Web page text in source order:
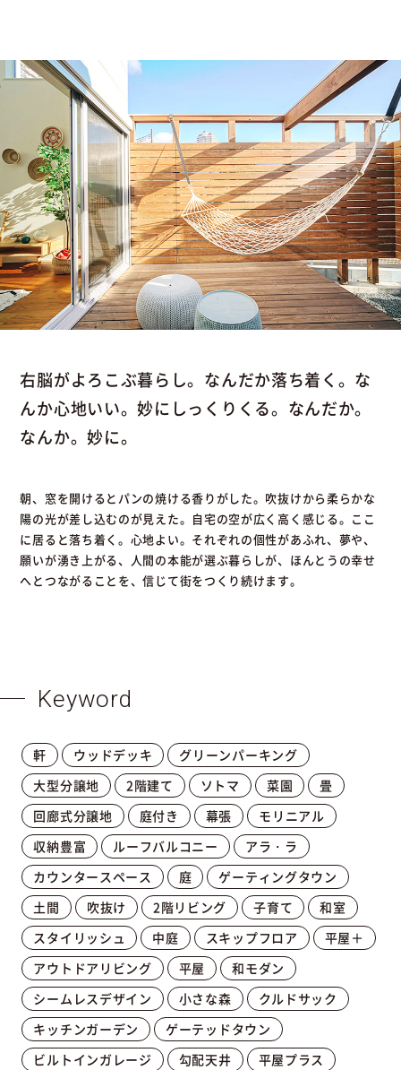
右脳がよろこぶ暮らし。なんだか落ち着く。な
んか心地いい。妙にしっくりくる。なんだか。
なんか。妙に。
朝、窓を開けるとパンの焼ける香りがした。吹抜けから柔らかな
陽の光が差し込むのが見えた。自宅の空が広く高く感じる。ここ
に居ると落ち着く。心地よい。それぞれの個性があふれ、夢や、
願いが湧き上がる、人間の本能が選ぶ暮らしが、ほんとうの幸せ
へとつながることを、信じて街をつくり続けます。
Keyword
軒 ウッドデッキ
グリーンパーキング
大型分譲地
2階建て ソトマ 菜園
畳
回廊式分譲地
庭付き 幕張
モリニアル
収納豊富
ルーフバルコニー
アラ・ラ
カウンタースペース
庭
ゲーティングタウン
土間
吹抜け 2階リビング 子育て
和室
スタイリッシュ
中庭 スキップフロア
平屋＋
アウトドアリビング
平屋
和モダン
シームレスデザイン
小さな森
クルドサック
キッチンガーデン
ゲーテッドタウン
ビルトインガレージ
勾配天井
平屋プラス